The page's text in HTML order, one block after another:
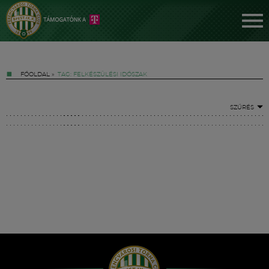
FŐOLDAL » TAG: FELKÉSZÜLÉSI IDŐSZAK
SZŰRÉS
Hírek